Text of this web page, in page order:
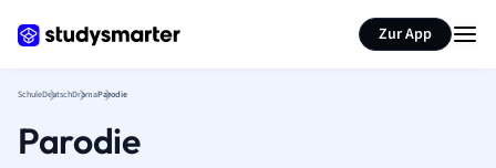
Zur App
SchuleDeutschDramaParodie
Parodie
Seite zusammenfassen